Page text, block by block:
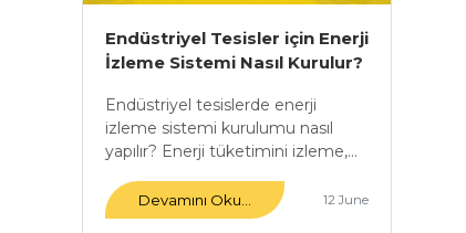
Endüstriyel Tesisler için Enerji
İzleme Sistemi Nasıl Kurulur?
Yarar?
Endüstriyel tesislerde enerji
izleme sistemi kurulumu nasıl
yapılır? Enerji tüketimini izleme,...
Devamını Oku... 12 June